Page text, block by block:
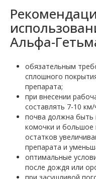
Альфа-
обязательным
сплошного
препарата;
при внесении
составлять 7-10 км/
почва должна быть
комочки и большое
остатков
препарата и
оптимальные
после дождя или